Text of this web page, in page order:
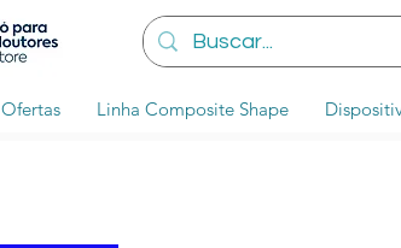
Ofertas Linha Composite Shape